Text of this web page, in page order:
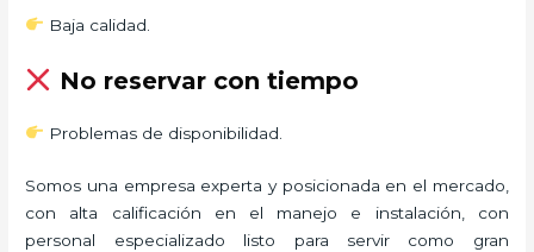
Baja calidad.
No reservar con tiempo
Problemas de disponibilidad.
Somos una empresa experta y posicionada en el mercado,
con alta calificación en el manejo e instalación, con
personal especializado listo para servir como gran